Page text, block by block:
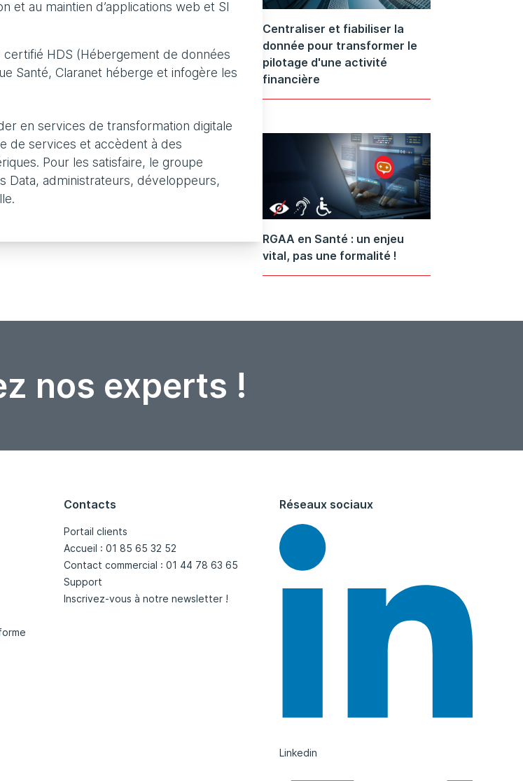
et au maintien d’applications web et SI
HDS (Hébergement de données
Santé, Claranet héberge et infogère les
en services de transformation digitale
de services et accèdent à des
Pour les satisfaire, le groupe
Data, administrateurs, développeurs,
Centraliser et fiabiliser la
donnée pour transformer le
pilotage d'une activité
financière
RGAA en Santé : un enjeu
vital, pas une formalité !
nos experts !
Contacts
Portail clients
Accueil : 01 85 65 32 52
Contact commercial : 01 44 78 63 65
Support
Inscrivez-vous à notre newsletter !
Réseaux sociaux
Linkedin